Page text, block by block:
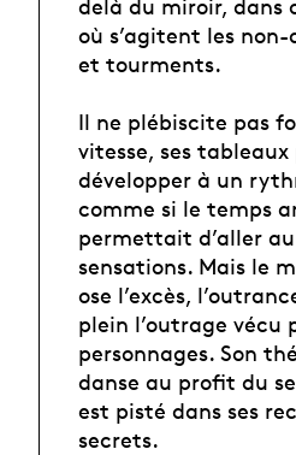
delà du miroir, dans
où s’agitent les
et tourments.
Il ne plébiscite pas
vitesse, ses tableaux
développer à un
comme si le temps
permettait d’aller
sensations. Mais le
ose l’excès,
plein l’outrage vécu
personnages. Son
danse au profit du
est pisté dans ses
secrets.